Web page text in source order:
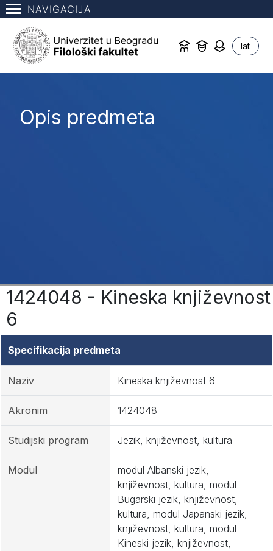
NAVIGACIJA
lat
Opis predmeta
1424048 - Kineska književnost
6
Specifikacija predmeta
Naziv Kineska književnost 6
Akronim 1424048
Studijski program Jezik, književnost, kultura
Modul
modul Albanski jezik,
književnost, kultura, modul
Bugarski jezik, književnost,
kultura, modul Japanski jezik,
književnost, kultura, modul
Kineski jezik, književnost,